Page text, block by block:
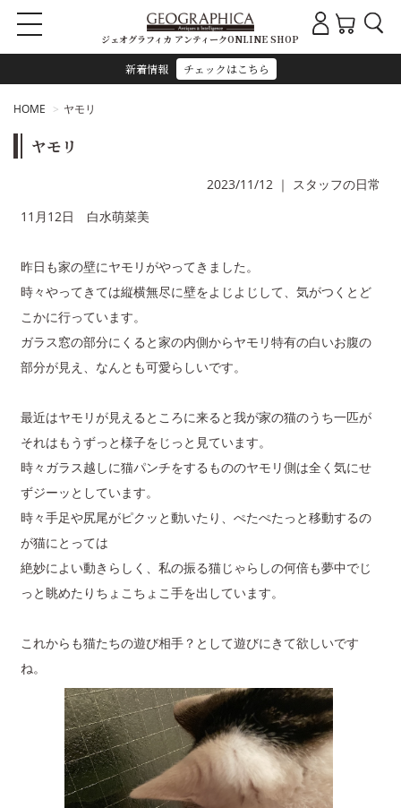
新着情報 チェックはこちら
ジェオグラフィカ アンティークONLINE SHOP
HOME ヤモリ
ヤモリ
2023/11/12 ｜ スタッフの日常
11月12日 白水萌菜美
昨日も家の壁にヤモリがやってきました。
時々やってきては縦横無尽に壁をよじよじして、気がつくとど
こかに行っています。
ガラス窓の部分にくると家の内側からヤモリ特有の白いお腹の
部分が見え、なんとも可愛らしいです。
最近はヤモリが見えるところに来ると我が家の猫のうち一匹が
それはもうずっと様子をじっと見ています。
時々ガラス越しに猫パンチをするもののヤモリ側は全く気にせ
ずジーッとしています。
時々手足や尻尾がピクッと動いたり、ぺたぺたっと移動するの
が猫にとっては
絶妙によい動きらしく、私の振る猫じゃらしの何倍も夢中でじ
っと眺めたりちょこちょこ手を出しています。
これからも猫たちの遊び相手？として遊びにきて欲しいです
ね。